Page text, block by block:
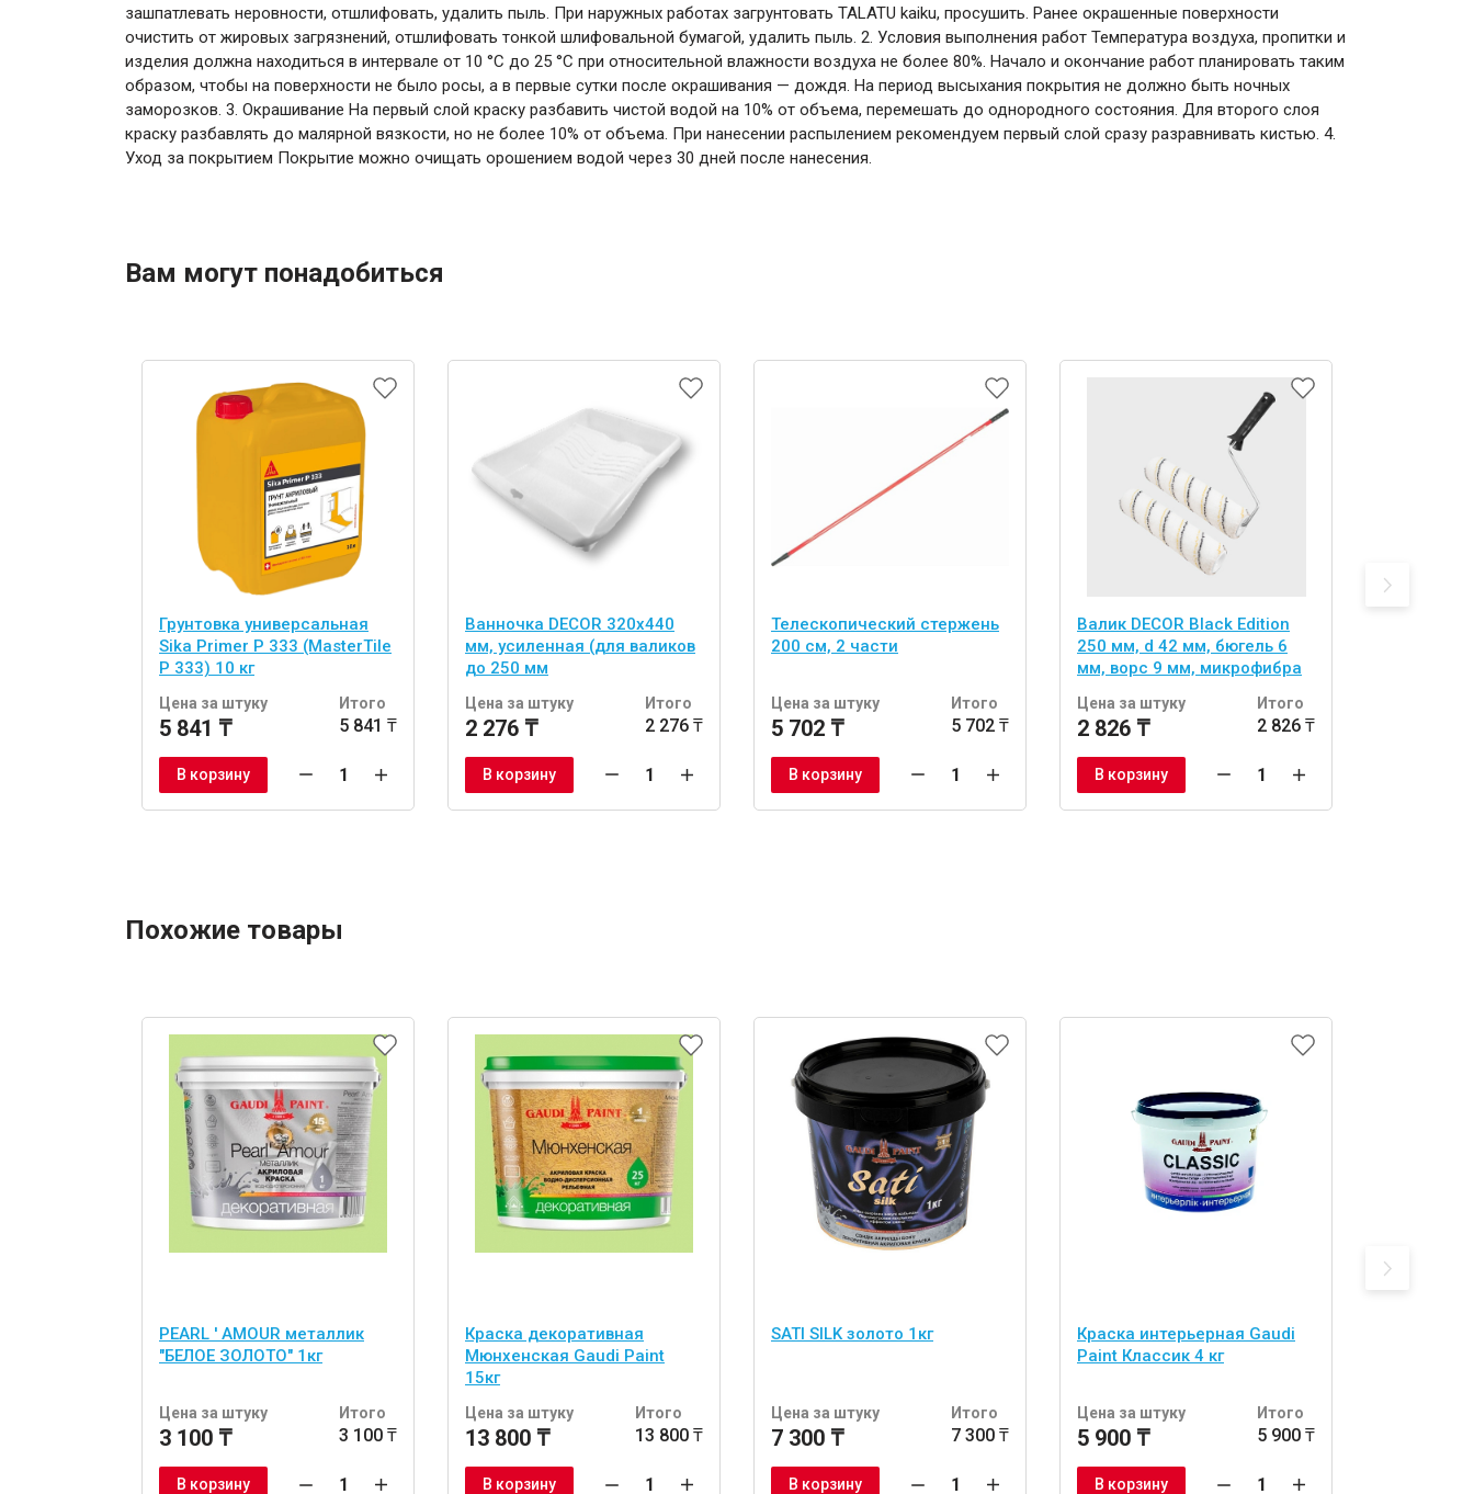
зашпатлевать неровности, отшлифовать, удалить пыль. При наружных работах загрунтовать TALATU kaiku, просушить. Ранее окрашенные поверхности
очистить от жировых загрязнений, отшлифовать тонкой шлифовальной бумагой, удалить пыль. 2. Условия выполнения работ Температура воздуха, пропитки и
изделия должна находиться в интервале от 10 °С до 25 °С при относительной влажности воздуха не более 80%. Начало и окончание работ планировать таким
образом, чтобы на поверхности не было росы, а в первые сутки после окрашивания — дождя. На период высыхания покрытия не должно быть ночных
заморозков. 3. Окрашивание На первый слой краску разбавить чистой водой на 10% от объема, перемешать до однородного состояния. Для второго слоя
краску разбавлять до малярной вязкости, но не более 10% от объема. При нанесении распылением рекомендуем первый слой сразу разравнивать кистью. 4.
Уход за покрытием Покрытие можно очищать орошением водой через 30 дней после нанесения.
Вам могут понадобиться
Грунтовка универсальная
Sika Primer P 333 (MasterTile
P 333) 10 кг
Цена за штуку
5 841 ₸
Итого
5 841 ₸
В корзину
Ванночка DECOR 320х440
мм, усиленная (для валиков
до 250 мм
Цена за штуку
2 276 ₸
Итого
2 276 ₸
В корзину
Телескопический стержень
200 см, 2 части
Цена за штуку
5 702 ₸
Итого
5 702 ₸
В корзину
Валик DECOR Black Edition
250 мм, d 42 мм, бюгель 6
мм, ворс 9 мм, микрофибра
Цена за штуку
2 826 ₸
Итого
2 826 ₸
В корзину
Похожие товары
PEARL ' AMOUR металлик
"БЕЛОЕ ЗОЛОТО" 1кг
Цена за штуку
3 100 ₸
Итого
3 100 ₸
В корзину
Краска декоративная
Мюнхенская Gaudi Paint
15кг
Цена за штуку
13 800 ₸
Итого
13 800 ₸
В корзину
SATI SILK золото 1кг
Цена за штуку
7 300 ₸
Итого
7 300 ₸
В корзину
Краска интерьерная Gaudi
Paint Классик 4 кг
Цена за штуку
5 900 ₸
Итого
5 900 ₸
В корзину